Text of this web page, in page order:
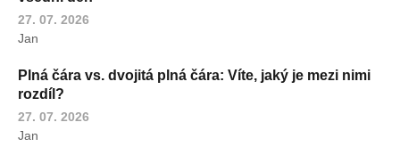
27. 07. 2026
Jan
Plná čára vs. dvojitá plná čára: Víte, jaký je mezi nimi
rozdíl?
27. 07. 2026
Jan